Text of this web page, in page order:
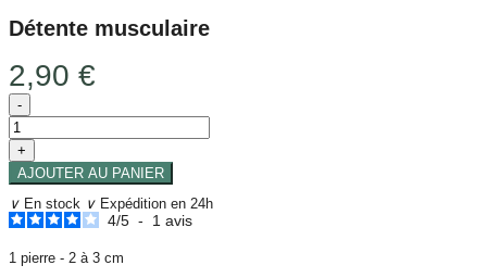
Détente musculaire
2,90 €
-
+
AJOUTER AU PANIER
∨ En stock ∨ Expédition en 24h
4/5 - 1 avis
1 pierre - 2 à 3 cm